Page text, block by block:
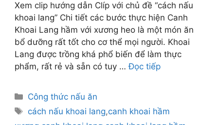
Xem clip hướng dẫn Clíp với chủ đề “cách nấu
khoai lang” Chi tiết các bước thực hiện Canh
Khoai Lang hầm với xương heo là một món ăn
bổ dưỡng rất tốt cho cơ thể mọi người. Khoai
Lang được trồng khá phổ biến để làm thực
phẩm, rất rẻ và sẵn có tuy …Đọc tiếp
Danh
mục
Công thức nấu ăn
Thẻ
cách nấu khoai lang,canh khoai hầm